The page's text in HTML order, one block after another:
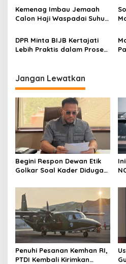
s
Tanah Suci
Kemenag Imbau Jemaah
Calon Haji Waspadai Suhu
DPR Minta BIJB Kertajati
Lebih Praktis dalam Proses
Jangan Lewatkan
Begini Respon Dewan Etik
Golkar Soal Kader Diduga
Emas
Penuhi Pesanan Kemhan RI,
PTDI Kembali Kirimkan